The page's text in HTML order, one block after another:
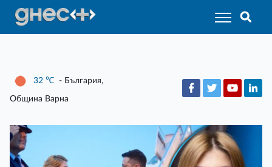
32 ℃ - България,
Община Варна